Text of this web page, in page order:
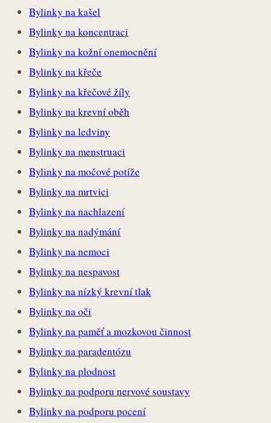
Bylinky na kašel
Bylinky na koncentraci
Bylinky na kožní onemocnění
Bylinky na křeče
Bylinky na křečové žíly
Bylinky na krevní oběh
Bylinky na ledviny
Bylinky na menstruaci
Bylinky na močové potíže
Bylinky na mrtvici
Bylinky na nachlazení
Bylinky na nadýmání
Bylinky na nemoci
Bylinky na nespavost
Bylinky na nízký krevní tlak
Bylinky na oči
Bylinky na paměť a mozkovou činnost
Bylinky na paradentózu
Bylinky na plodnost
Bylinky na podporu nervové soustavy
Bylinky na podporu pocení